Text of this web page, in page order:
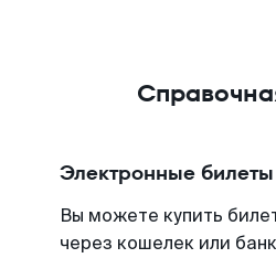
Электронные
Вы можете купить
через кошелек или